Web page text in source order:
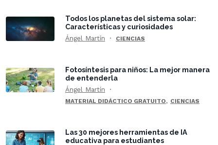
Todos los planetas del sistema solar:
Características y curiosidades
Ángel Martín CIENCIAS
Fotosíntesis para niños: La mejor manera
de entenderla
Ángel Martín
MATERIAL DIDÁCTICO GRATUITO, CIENCIAS
Las 30 mejores herramientas de IA
educativa para estudiantes